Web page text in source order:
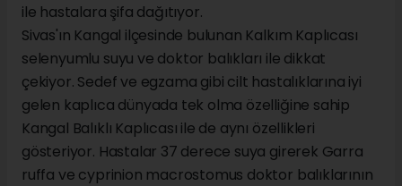
ile hastalara şifa dağıtıyor.
Sivas'ın Kangal ilçesinde bulunan Kalkım Kaplıcası
selenyumlu suyu ve doktor balıkları ile dikkat
çekiyor. Sedef ve egzama gibi cilt hastalıklarına iyi
gelen kaplıca dünyada tek olma özelliğine sahip
Kangal Balıklı Kaplıcası ile de aynı özellikleri
gösteriyor. Hastalar 37 derece suya girerek Garra
ruffa ve cyprinion macrostomus doktor balıklarının